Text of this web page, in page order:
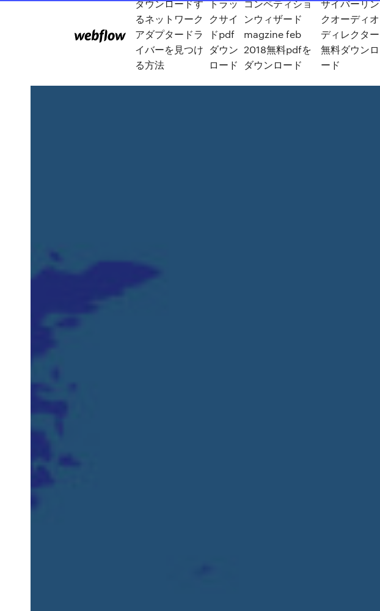
ダウンロードす
るネットワーク
アダプタードラ
イバーを見つけ
る方法
トラッ
クサイ
ドpdf
ダウン
ロード
コンペティショ
ンウィザード
magzine feb
2018無料pdfを
ダウンロード
サイバーリン
クオーディオ
ディレクター
無料ダウンロ
ード